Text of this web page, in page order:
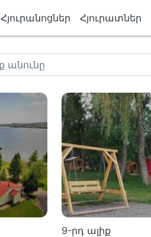
Հյուրանոցներ Հյուրատներ
9-րդ ալիք